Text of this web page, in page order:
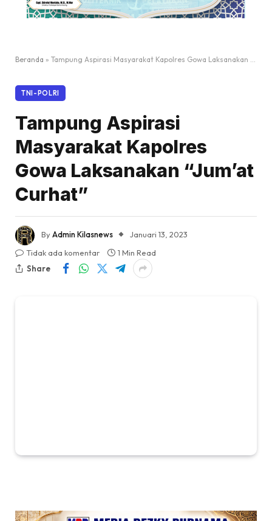
Beranda » Tampung Aspirasi Masyarakat Kapolres Gowa Laksanakan “Jum’at Curhat”
TNI-POLRI
Tampung Aspirasi
Masyarakat Kapolres
Gowa Laksanakan “Jum’at
Curhat”
ByAdmin Kilasnews
Januari 13, 2023
Tidak ada komentar
1 Min Read
Share